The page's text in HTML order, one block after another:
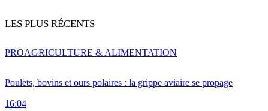
LES PLUS RÉCENTS
Poulets, bovins et ours polaires : la grippe aviaire se propage
16:04
PROAGRICULTURE & ALIMENTATION